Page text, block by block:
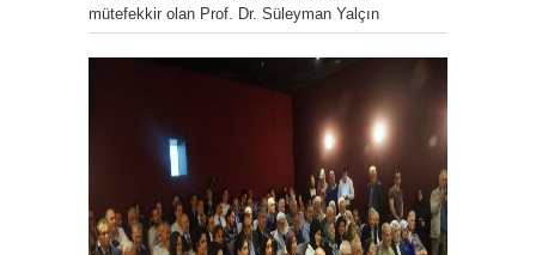
mütefekkir olan Prof. Dr. Süleyman Yalçın